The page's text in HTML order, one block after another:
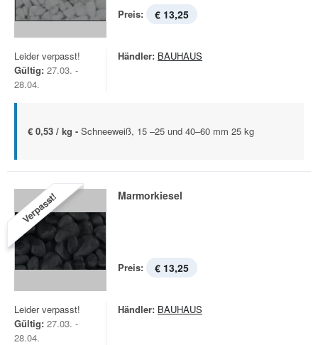
Preis: € 13,25
Leider verpasst!
Gültig: 27.03. -
28.04.
Händler: BAUHAUS
€ 0,53 / kg - Schneeweiß, 15 –25 und 40–60 mm 25 kg
Verpasst! Marmorkiesel
Preis: € 13,25
Leider verpasst!
Gültig: 27.03. -
28.04.
Händler: BAUHAUS